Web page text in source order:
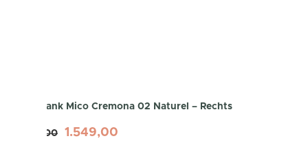
Hoekbank Mico Cremona 02 Naturel – Rechts
1.899,00 1.549,00